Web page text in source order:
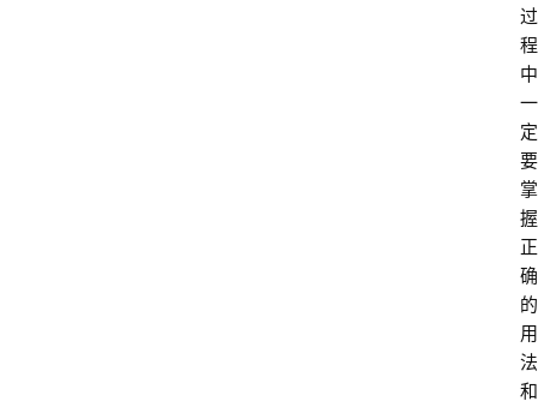
过
程
中
一
定
要
掌
握
正
确
的
用
法
和